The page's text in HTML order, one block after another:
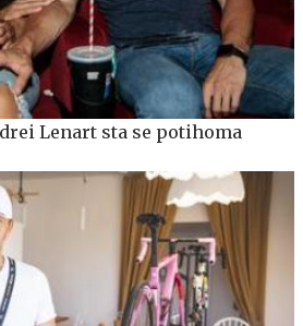
Lenart sta se potihoma